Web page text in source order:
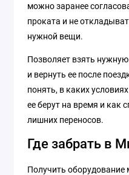
можно заранее
проката и не
нужной вещи.
Позволяет взять
и вернуть ее после
понять, в каких
ее берут на время и как
лишних переносов.
Где забрать в
Получить оборудование